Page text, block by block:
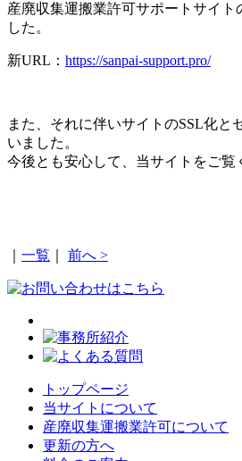
産廃収集運搬業許可サポートサイト
した。
新URL： https://sanpai-support.pro/
また、それに伴いサイトのSSL化と
いました。
今後とも安心して、当サイトをご覧
一覧 前へ >
トップページ
当サイトについて
産廃収集運搬業許可について
更新の方へ